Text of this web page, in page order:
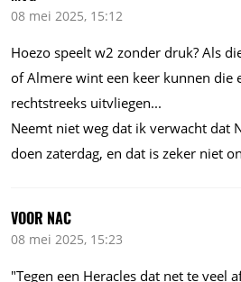
08 mei 2025, 15:12
Hoezo speelt w2 zonder druk? Als
of Almere wint een keer kunnen die
rechtstreeks uitvliegen...
Neemt niet weg dat ik verwacht dat
doen zaterdag, en dat is zeker niet
VOOR NAC
08 mei 2025, 15:23
"Tegen een Heracles dat net te veel